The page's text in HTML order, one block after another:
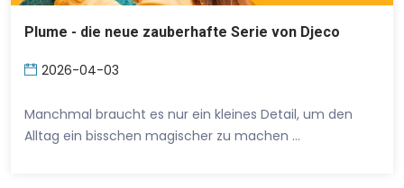
Plume - die neue zauberhafte Serie von Djeco
2026-04-03
Manchmal braucht es nur ein kleines Detail, um den
Alltag ein bisschen magischer zu machen …